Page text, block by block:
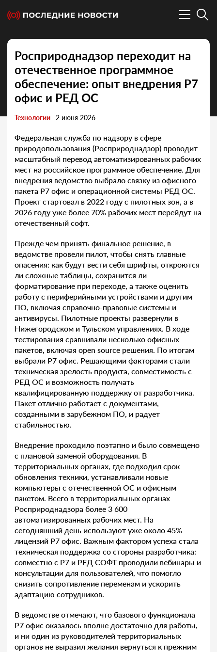
Росприроднадзор переходит на
отечественное программное
обеспечение: опыт внедрения Р7
офис и РЕД ОС
Технологии 2 июня 2026
Федеральная служба по надзору в сфере
природопользования (Росприроднадзор) проводит
масштабный перевод автоматизированных рабочих
мест на российское программное обеспечение. Для
внедрения ведомство выбрало связку из офисного
пакета Р7 офис и операционной системы РЕД ОС.
Проект стартовал в 2022 году с пилотных зон, а в
2026 году уже более 70% рабочих мест перейдут на
отечественный софт.
Прежде чем принять финальное решение, в
ведомстве провели пилот, чтобы снять главные
опасения: как будут вести себя шрифты, откроются
ли сложные таблицы, сохранится ли
форматирование при переходе, а также оценить
работу с периферийными устройствами и другим
ПО, включая справочно-правовые системы и
антивирусы. Пилотные проекты развернули в
Нижегородском и Тульском управлениях. В ходе
тестирования сравнивали несколько офисных
пакетов, включая open source решения. По итогам
выбрали Р7 офис. Решающими факторами стали
техническая зрелость продукта, совместимость с
РЕД ОС и возможность получать
квалифицированную поддержку от разработчика.
Пакет отлично работает с документами,
созданными в зарубежном ПО, и радует
стабильностью.
Внедрение проходило поэтапно и было совмещено
с плановой заменой оборудования. В
территориальных органах, где подходил срок
обновления техники, устанавливали новые
компьютеры с отечественной ОС и офисным
пакетом. Всего в территориальных органах
Росприроднадзора более 3 600
автоматизированных рабочих мест. На
сегодняшний день используют уже около 45%
лицензий Р7 офис. Важным фактором успеха стала
техническая поддержка со стороны разработчика:
совместно с Р7 и РЕД СОФТ проводили вебинары и
консультации для пользователей, что помогло
снизить сопротивление переменам и ускорить
адаптацию сотрудников.
В ведомстве отмечают, что базового функционала
Р7 офис оказалось вполне достаточно для работы,
и ни один из руководителей территориальных
органов не выразил желания вернуться к прежним